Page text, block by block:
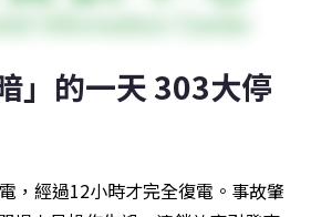
」的一天 303大停
，經過12小時才完全復電。事故肇